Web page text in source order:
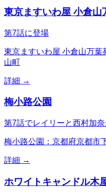
東京ますいわ屋 小倉山
第7話に登場
東京ますいわ屋 小倉山万葉
山町
詳細 →
梅小路公園
第7話でレイリーと西村加
梅小路公園：京都府京都市
詳細 →
ホワイトキャンドル木